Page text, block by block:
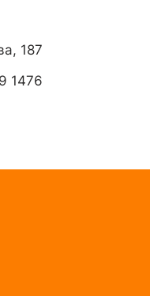
187
1476